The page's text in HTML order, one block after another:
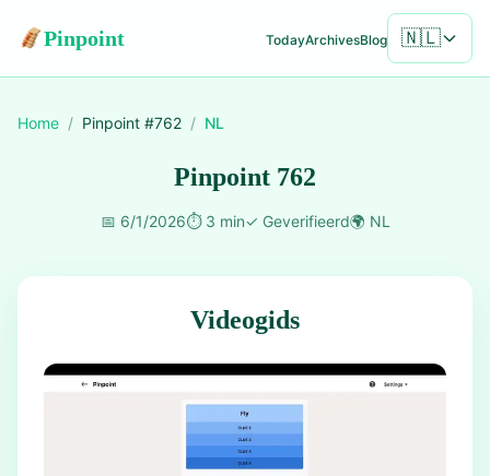
Pinpoint TodayArchivesBlog 🇳🇱
Home / Pinpoint #762 / NL
Pinpoint 762
📅 6/1/2026⏱️ 3 min✓ Geverifieerd🌍 NL
Videogids